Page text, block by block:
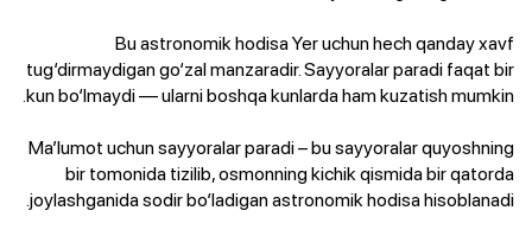
Bu astronomik hodisa Yer uchun hech qanday xavf
tug‘dirmaydigan go‘zal manzaradir. Sayyoralar paradi faqat bir
kun bo‘lmaydi — ularni boshqa kunlarda ham kuzatish mumkin.
Ma’lumot uchun sayyoralar paradi – bu sayyoralar quyoshning
bir tomonida tizilib, osmonning kichik qismida bir qatorda
joylashganida sodir bo‘ladigan astronomik hodisa hisoblanadi.